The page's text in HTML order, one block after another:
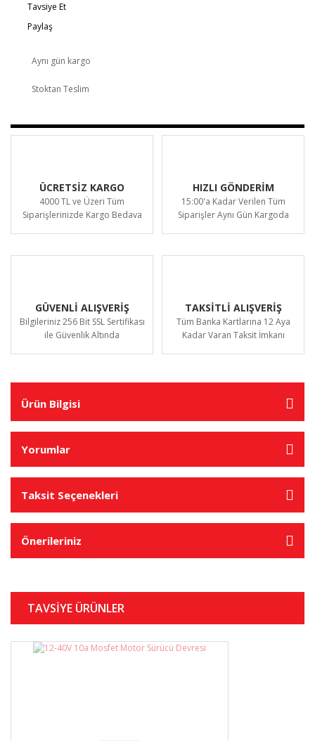
Tavsiye Et
Paylaş
Aynı gün kargo
Stoktan Teslim
ÜCRETSİZ KARGO
4000 TL ve Üzeri Tüm
Siparişlerinizde Kargo Bedava
HIZLI GÖNDERİM
15:00'a Kadar Verilen Tüm
Siparişler Aynı Gün Kargoda
GÜVENLİ ALIŞVERİŞ
Bilgileriniz 256 Bit SSL Sertifikası
ile Güvenlik Altında
TAKSİTLİ ALIŞVERİŞ
Tüm Banka Kartlarına 12 Aya
Kadar Varan Taksit İmkanı
Ürün Bilgisi
Yorumlar
Taksit Seçenekleri
Önerileriniz
TAVSİYE ÜRÜNLER